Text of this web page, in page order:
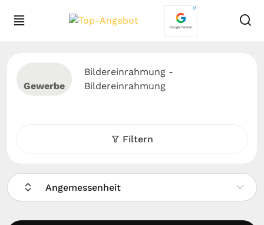
Gewerbe
Bildereinrahmung -
Bildereinrahmung
Filtern
Angemessenheit